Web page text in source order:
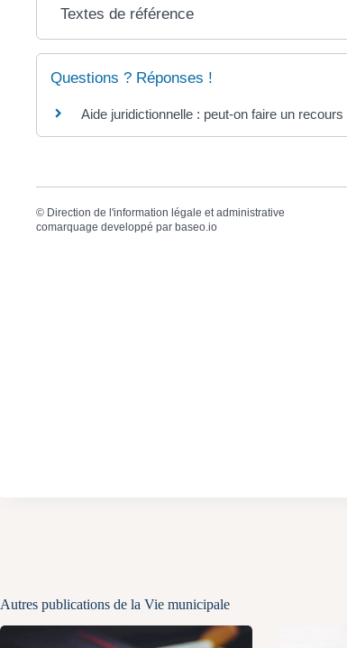
Textes de référence
Questions ? Réponses !
Aide juridictionnelle : peut-on faire un
© Direction de l'information légale et administrative
comarquage developpé par baseo.io
Autres publications de la Vie municipale